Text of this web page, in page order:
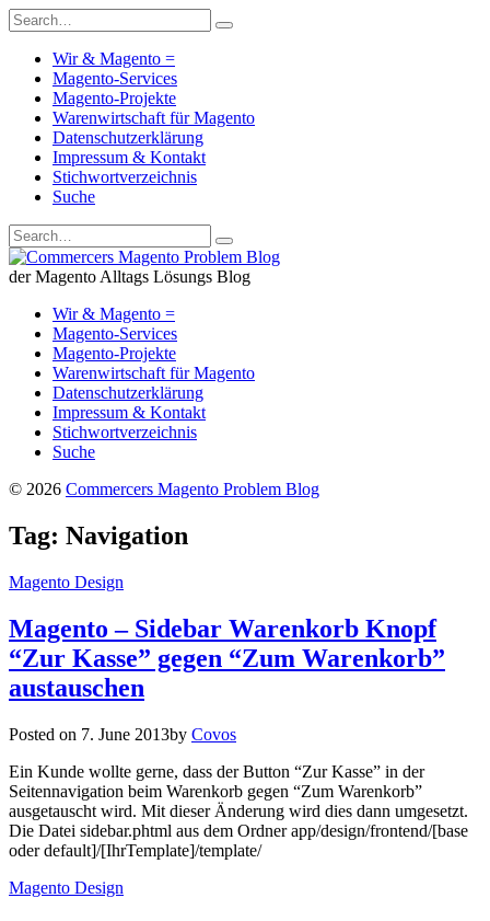
Wir & Magento =
Magento-Services
Magento-Projekte
Warenwirtschaft für Magento
Datenschutzerklärung
Impressum & Kontakt
Stichwortverzeichnis
Suche
der Magento Alltags Lösungs Blog
Wir & Magento =
Magento-Services
Magento-Projekte
Warenwirtschaft für Magento
Datenschutzerklärung
Impressum & Kontakt
Stichwortverzeichnis
Suche
© 2026 Commercers Magento Problem Blog
Tag: Navigation
Magento Design
Magento – Sidebar Warenkorb Knopf
“Zur Kasse” gegen “Zum Warenkorb”
austauschen
Posted on 7. June 2013by Covos
Ein Kunde wollte gerne, dass der Button “Zur Kasse” in der
Seitennavigation beim Warenkorb gegen “Zum Warenkorb”
ausgetauscht wird. Mit dieser Änderung wird dies dann umgesetzt.
Die Datei sidebar.phtml aus dem Ordner app/design/frontend/[base
oder default]/[IhrTemplate]/template/
Magento Design